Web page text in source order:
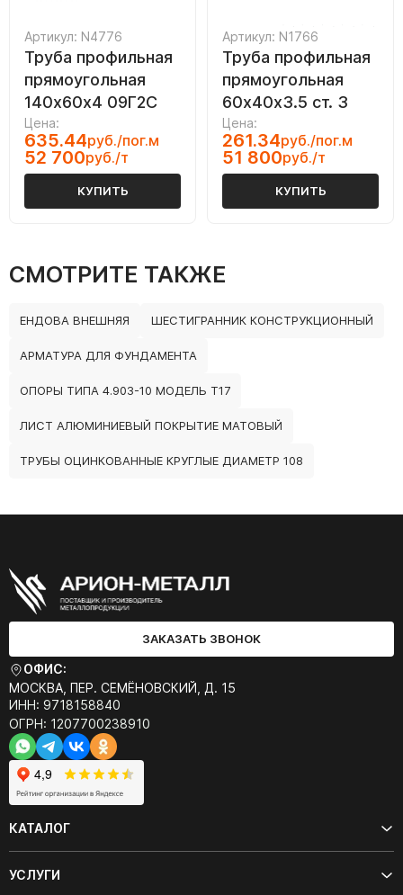
Артикул: N4776
Труба профильная
прямоугольная
140х60х4 09Г2С
Цена:
635.44руб./пог.м
52 700руб./т
КУПИТЬ
Артикул: N1766
Труба профильная
прямоугольная
60х40х3.5 ст. 3
Цена:
261.34руб./пог.м
51 800руб./т
КУПИТЬ
СМОТРИТЕ ТАКЖЕ
ЕНДОВА ВНЕШНЯЯ ШЕСТИГРАННИК КОНСТРУКЦИОННЫЙ
АРМАТУРА ДЛЯ ФУНДАМЕНТА
ОПОРЫ ТИПА 4.903-10 МОДЕЛЬ Т17
ЛИСТ АЛЮМИНИЕВЫЙ ПОКРЫТИЕ МАТОВЫЙ
ТРУБЫ ОЦИНКОВАННЫЕ КРУГЛЫЕ ДИАМЕТР 108
ЗАКАЗАТЬ ЗВОНОК
ОФИС:
МОСКВА, ПЕР. СЕМЁНОВСКИЙ, Д. 15
ИНН: 9718158840
ОГРН: 1207700238910
КАТАЛОГ
УСЛУГИ